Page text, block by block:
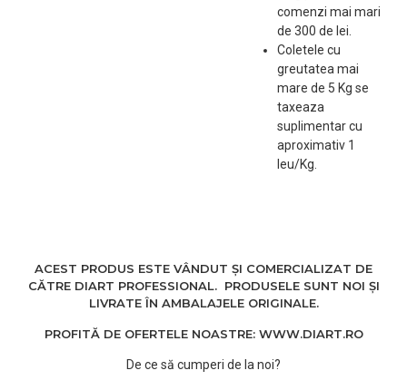
lasati sa actioneze minim
3-5 minute dupa care
Cantitate:1000ml
comenzi mai mari
de 300 de lei.
Coletele cu
greutatea mai
mare de 5 Kg se
taxeaza
suplimentar cu
aproximativ 1
leu/Kg.
ACEST PRODUS ESTE VÂNDUT ȘI COMERCIALIZAT DE
CĂTRE DIART PROFESSIONAL. PRODUSELE SUNT NOI ȘI
LIVRATE ÎN AMBALAJELE ORIGINALE.
PROFITĂ DE OFERTELE NOASTRE: WWW.DIART.RO
De ce să cumperi de la noi?